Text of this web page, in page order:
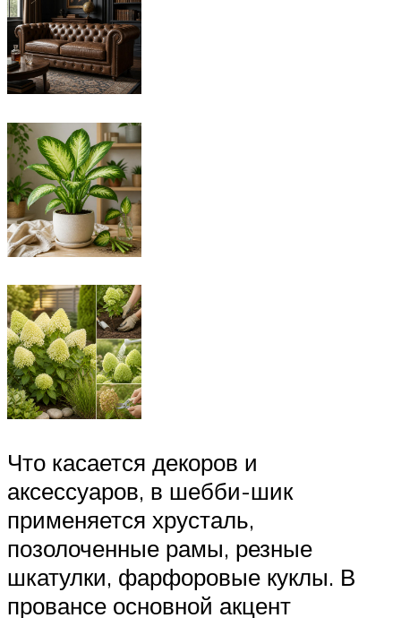
Что касается декоров и
аксессуаров, в шебби-шик
применяется хрусталь,
позолоченные рамы, резные
шкатулки, фарфоровые куклы. В
провансе основной акцент